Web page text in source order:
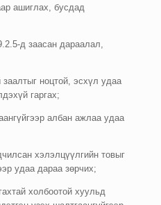
ашиглах, бусдад
д заасан дараалал,
ноцтой, эсхүл удаа
гаргах;
албан ажлаа удаа
хэлэлцүүлгийн товыг
удаа дараа зөрчих;
холбоотой хуульд